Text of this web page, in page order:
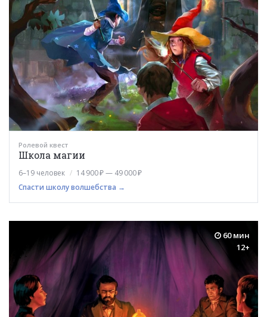
Ролевой квест
Школа магии
6–19 человек
14 900 ₽ — 49 000 ₽
Спасти школу волшебства →
60 мин
12+